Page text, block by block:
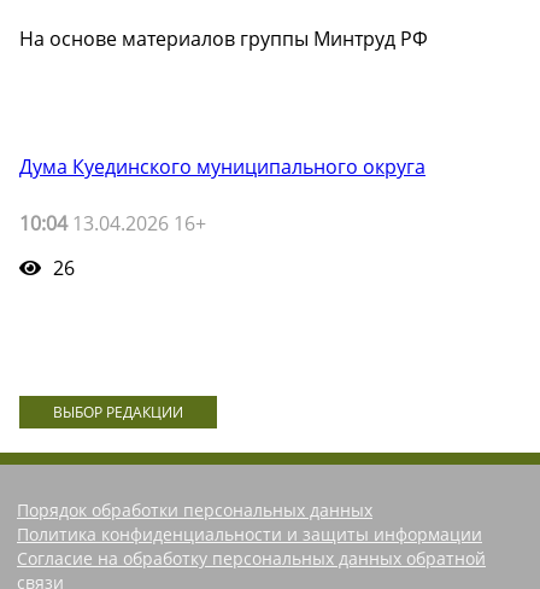
На основе материалов группы Минтруд РФ
Дума Куединского муниципального округа
10:0413.04.2026 16+
26
ВЫБОР РЕДАКЦИИ
Порядок обработки персональных данных
Политика конфиденциальности и защиты информации
Согласие на обработку персональных данных обратной
связи